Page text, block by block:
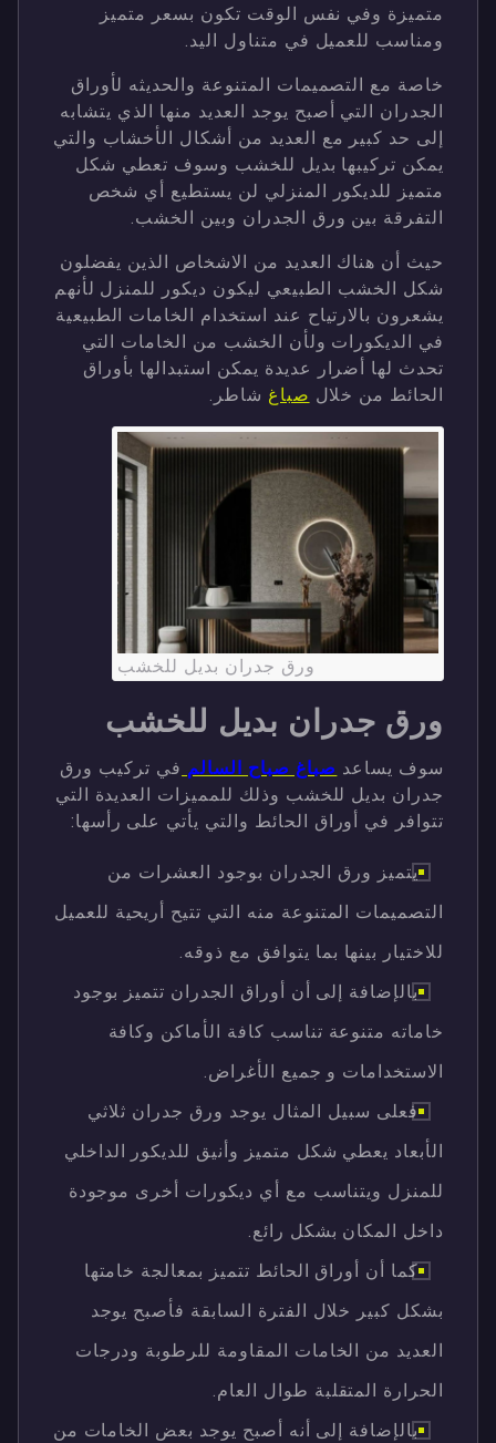
متميزة وفي نفس الوقت تكون بسعر متميز
ومناسب للعميل في متناول اليد.
خاصة مع التصميمات المتنوعة والحديثه لأوراق
الجدران التي أصبح يوجد العديد منها الذي يتشابه
إلى حد كبير مع العديد من أشكال الأخشاب والتي
يمكن تركيبها بديل للخشب وسوف تعطي شكل
متميز للديكور المنزلي لن يستطيع أي شخص
التفرقة بين ورق الجدران وبين الخشب.
حيث أن هناك العديد من الاشخاص الذين يفضلون
شكل الخشب الطبيعي ليكون ديكور للمنزل لأنهم
يشعرون بالارتياح عند استخدام الخامات الطبيعية
في الديكورات ولأن الخشب من الخامات التي
تحدث لها أضرار عديدة يمكن استبدالها بأوراق
الحائط من خلال صباغ شاطر.
ورق جدران بديل للخشب
ورق جدران بديل للخشب
سوف يساعد صباغ صباح السالم في تركيب ورق
جدران بديل للخشب وذلك للمميزات العديدة التي
تتوافر في أوراق الحائط والتي يأتي على رأسها:
يتميز ورق الجدران بوجود العشرات من
التصميمات المتنوعة منه التي تتيح أريحية للعميل
للاختيار بينها بما يتوافق مع ذوقه.
بالإضافة إلى أن أوراق الجدران تتميز بوجود
خاماته متنوعة تناسب كافة الأماكن وكافة
الاستخدامات و جميع الأغراض.
فعلى سبيل المثال يوجد ورق جدران ثلاثي
الأبعاد يعطي شكل متميز وأنيق للديكور الداخلي
للمنزل ويتناسب مع أي ديكورات أخرى موجودة
داخل المكان بشكل رائع.
كما أن أوراق الحائط تتميز بمعالجة خامتها
بشكل كبير خلال الفترة السابقة فأصبح يوجد
العديد من الخامات المقاومة للرطوبة ودرجات
الحرارة المتقلبة طوال العام.
بالإضافة إلى أنه أصبح يوجد بعض الخامات من